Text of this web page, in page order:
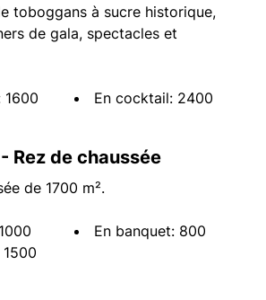
toboggans à sucre historique,
de gala, spectacles et
1600
En cocktail: 2400
Rez de chaussée
de 1700 m².
En banquet: 800